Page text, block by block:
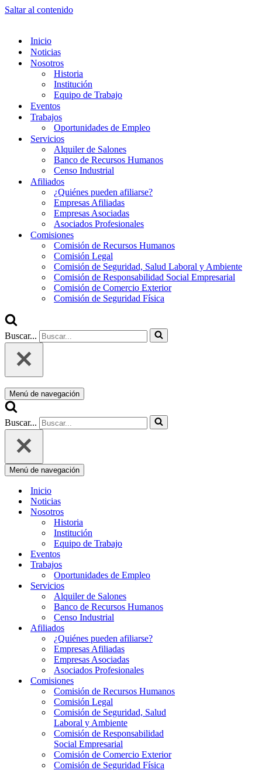
Saltar al contenido
Inicio
Noticias
Nosotros
Historia
Institución
Equipo de Trabajo
Eventos
Trabajos
Oportunidades de Empleo
Servicios
Alquiler de Salones
Banco de Recursos Humanos
Censo Industrial
Afiliados
¿Quiénes pueden afiliarse?
Empresas Afiliadas
Empresas Asociadas
Asociados Profesionales
Comisiones
Comisión de Recursos Humanos
Comisión Legal
Comisión de Seguridad, Salud Laboral y Ambiente
Comisión de Responsabilidad Social Empresarial
Comisión de Comercio Exterior
Comisión de Seguridad Física
Buscar...
Menú de navegación
Buscar...
Menú de navegación
Inicio
Noticias
Nosotros
Historia
Institución
Equipo de Trabajo
Eventos
Trabajos
Oportunidades de Empleo
Servicios
Alquiler de Salones
Banco de Recursos Humanos
Censo Industrial
Afiliados
¿Quiénes pueden afiliarse?
Empresas Afiliadas
Empresas Asociadas
Asociados Profesionales
Comisiones
Comisión de Recursos Humanos
Comisión Legal
Comisión de Seguridad, Salud
Laboral y Ambiente
Comisión de Responsabilidad
Social Empresarial
Comisión de Comercio Exterior
Comisión de Seguridad Física